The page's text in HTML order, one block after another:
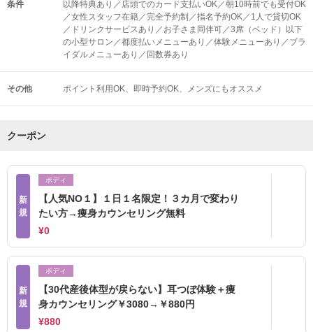
条件
以降特典あり／店頭でのカード支払いOK／朝10時前でも受付OK
／女性スタッフ在籍／完全予約制／指名予約OK／1人で貸切OK
／ドリンクサービスあり／お子さま同伴可／3席（ベッド）以下
の小型サロン／都度払いメニューあり／体験メニューあり／ブラ
イダルメニューあり／回数券あり
その他 ポイント利用OK 即時予約OK メンズにもオススメ
クーポン
新
規
ボディ
【人気NO１】１日１名限定！３カ月で変わり
たい方→痩身カウンセリング無料
¥0
新
規
ボディ
【30代産後体型が戻らない】耳つぼ体験＋痩
身カウンセリング￥3080→￥880円
¥880